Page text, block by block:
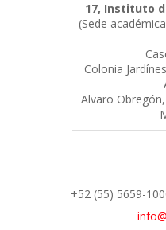
17, Instituto
(Sede
Colonia
Alvaro
+52 (55) 5659-